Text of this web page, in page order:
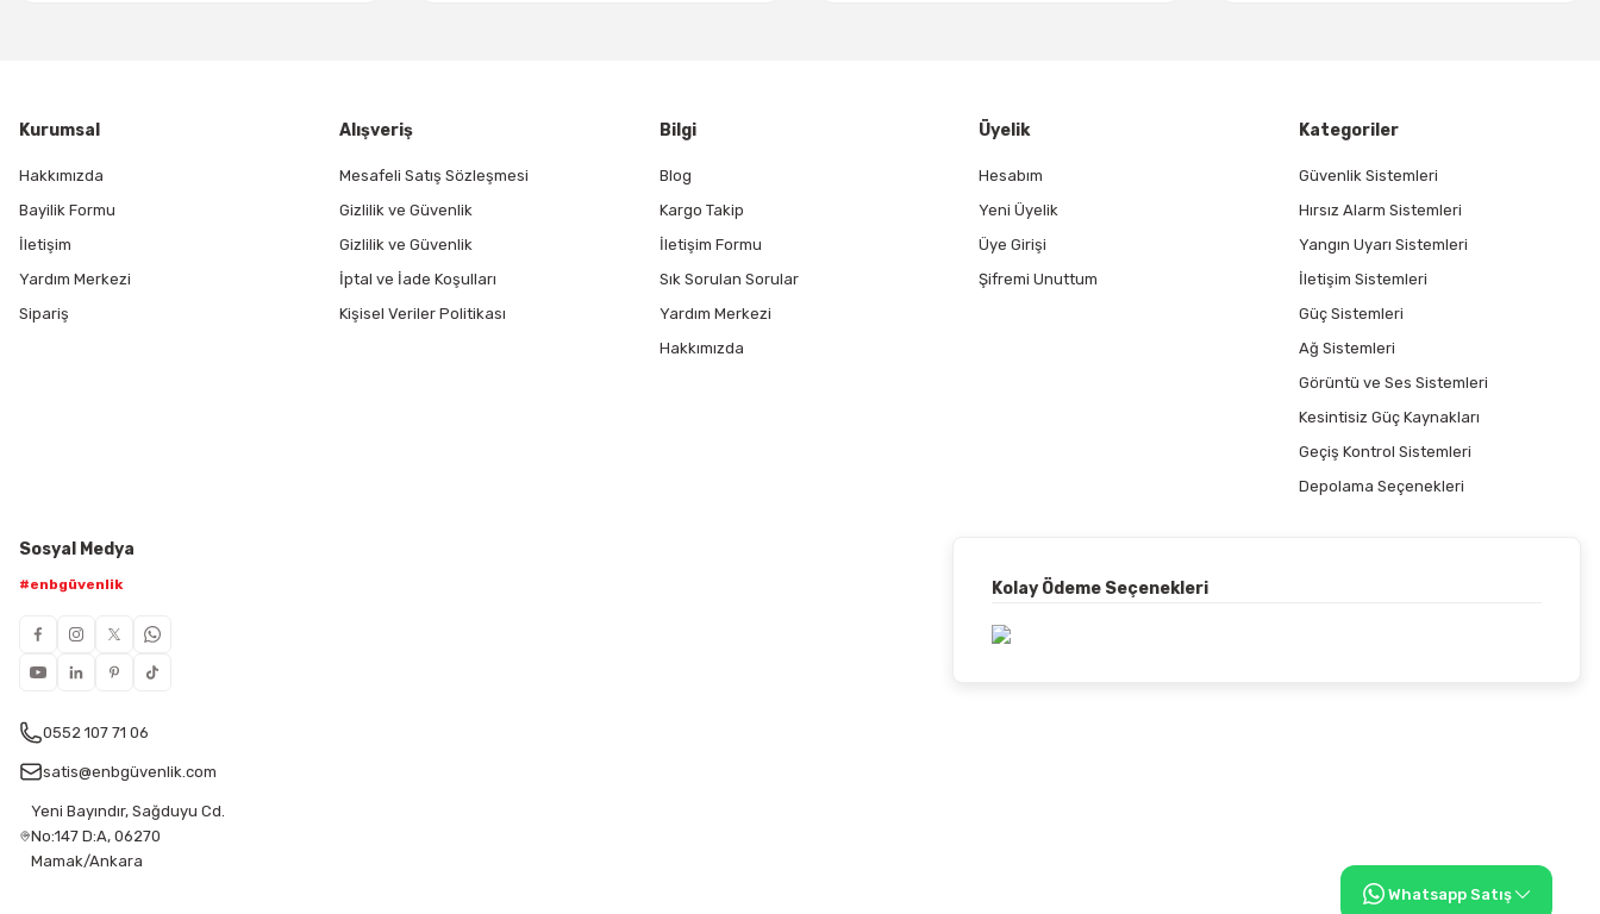
Kurumsal
Hakkımızda
Bayilik Formu
İletişim
Yardım Merkezi
Sipariş
Alışveriş
Mesafeli Satış Sözleşmesi
Gizlilik ve Güvenlik
Gizlilik ve Güvenlik
İptal ve İade Koşulları
Kişisel Veriler Politikası
Bilgi
Blog
Kargo Takip
İletişim Formu
Sık Sorulan Sorular
Yardım Merkezi
Hakkımızda
Üyelik
Hesabım
Yeni Üyelik
Üye Girişi
Şifremi Unuttum
Kategoriler
Güvenlik Sistemleri
Hırsız Alarm Sistemleri
Yangın Uyarı Sistemleri
İletişim Sistemleri
Güç Sistemleri
Ağ Sistemleri
Görüntü ve Ses Sistemleri
Kesintisiz Güç Kaynakları
Geçiş Kontrol Sistemleri
Depolama Seçenekleri
Sosyal Medya
#enbgüvenlik
0552 107 71 06
satis@enbgüvenlik.com
Yeni Bayındır, Sağduyu Cd.
No:147 D:A, 06270
Mamak/Ankara
Kolay Ödeme Seçenekleri
Whatsapp Satış